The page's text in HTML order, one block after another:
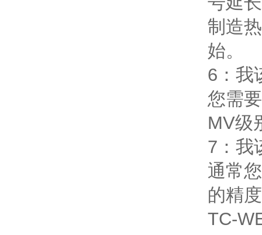
制造
始。
6：我
您需
MV级
7：我
通常
的精
TC-